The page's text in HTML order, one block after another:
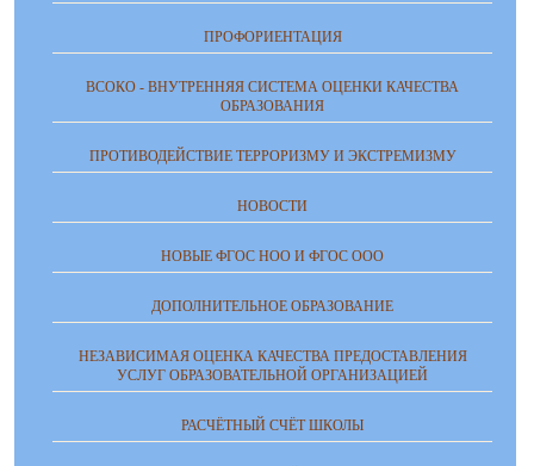
ПРОФОРИЕНТАЦИЯ
ВСОКО - ВНУТРЕННЯЯ СИСТЕМА ОЦЕНКИ КАЧЕСТВА
ОБРАЗОВАНИЯ
ПРОТИВОДЕЙСТВИЕ ТЕРРОРИЗМУ И ЭКСТРЕМИЗМУ
НОВОСТИ
НОВЫЕ ФГОС НОО И ФГОС ООО
ДОПОЛНИТЕЛЬНОЕ ОБРАЗОВАНИЕ
НЕЗАВИСИМАЯ ОЦЕНКА КАЧЕСТВА ПРЕДОСТАВЛЕНИЯ
УСЛУГ ОБРАЗОВАТЕЛЬНОЙ ОРГАНИЗАЦИЕЙ
РАСЧЁТНЫЙ СЧЁТ ШКОЛЫ